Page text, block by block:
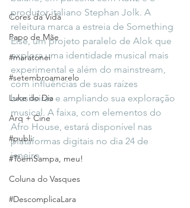
Cores da Vida
Papo de Mãe
#maratonei
#setembroamarelo
Luke do Dia
Arq + Cine
#publi
#TôemSampa, meu!
Coluna do Vasques
#DescomplicaLara
produtor italiano Stephan Jolk. A
releitura marca a estreia de Something
Else, um projeto paralelo de Alok que
explora uma identidade musical mais
experimental e além do mainstream,
com influências de suas raízes
brasileiras e ampliando sua exploração
musical. A faixa, com elementos do
Afro House, estará disponível nas
plataformas digitais no dia 24 de
janeiro.